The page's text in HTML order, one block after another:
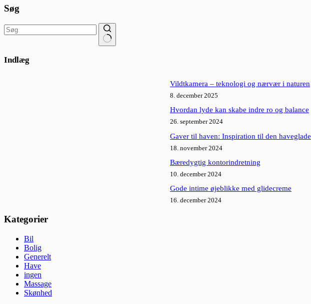
Søg
resultater
Indlæg
Vildtkamera – teknologi og nærvær i naturen
8. december 2025
Hvordan lyde kan skabe indre ro og balance
26. september 2024
Gaver til haven: Inspiration til den haveglade
18. november 2024
Bæredygtig kontorindretning
10. december 2024
Gode intime øjeblikke med glidecreme
16. december 2024
Kategorier
Bil
Bolig
Generelt
Have
ingen
Massage
Skønhed